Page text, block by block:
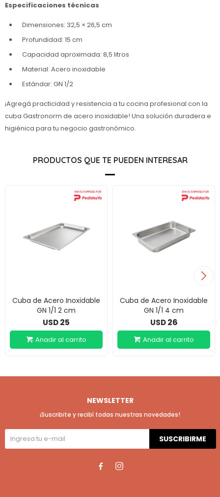
Especificaciones técnicas
Dimensiones: 32,5 × 26,5 cm
Profundidad: 15 cm
Capacidad aproximada: 8,5 litros
Material: Acero inoxidable
Estándar: GN 1/2
¡Agregá practicidad y resistencia a tu cocina profesional con la
cuba Gastronorm de acero inoxidable! Una solución duradera e
higiénica para tu negocio gastronómico.
PRODUCTOS QUE TE PUEDEN INTERESAR
Cuba de Acero Inoxidable
GN 1/1 2 cm
USD25
Cuba de Acero Inoxidable
GN 1/1 4 cm
USD 26
NEWSLETTER
¡Suscribite y recibí todas nuestras novedades!
SUSCRIBIRME
 